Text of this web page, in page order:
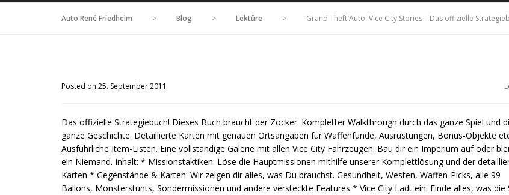
Auto René Friedheim > Blog > Lektüre > Grand Theft Auto: Vice City Stories – Das offizielle
Posted on 25. September 2011
Das offizielle Strategiebuch! Dieses Buch braucht der Zocker. Kompletter Walkthrough durch das ganze Spiel und
ganze Geschichte. Detaillierte Karten mit genauen Ortsangaben für Waffenfunde, Ausrüstungen, Bonus-Objekte
Ausführliche Item-Listen. Eine vollständige Galerie mit allen Vice City Fahrzeugen. Bau dir ein Imperium auf oder
ein Niemand. Inhalt: * Missionstaktiken: Löse die Hauptmissionen mithilfe unserer Komplettlösung und der
Karten * Gegenstände & Karten: Wir zeigen dir alles, was Du brauchst. Gesundheit, Westen, Waffen-Picks, alle 99
Ballons, Monsterstunts, Sondermissionen und andere versteckte Features * Vice City Lädt ein: Finde alles, was die